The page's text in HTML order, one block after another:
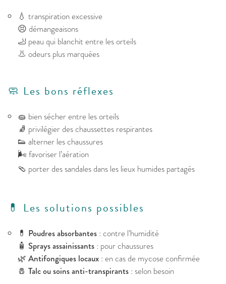
💧 transpiration excessive
😣 démangeaisons
🦶 peau qui blanchit entre les orteils
👃 odeurs plus marquées
🧼 Les bons réflexes
🧽 bien sécher entre les orteils
🧦 privilégier des chaussettes respirantes
👟 alterner les chaussures
🌬️ favoriser l’aération
🩴 porter des sandales dans les lieux humides partagés
💊 Les solutions possibles
💊 Poudres absorbantes : contre l’humidité
🧴 Sprays assainissants : pour chaussures
🌿 Antifongiques locaux : en cas de mycose confirmée
🧂 Talc ou soins anti-transpirants : selon besoin